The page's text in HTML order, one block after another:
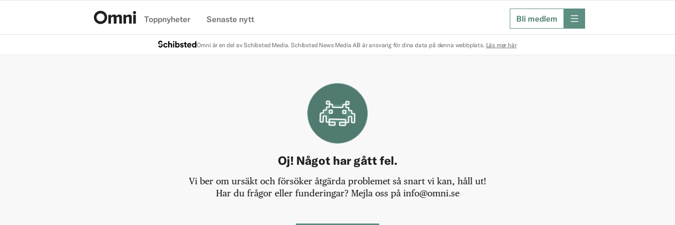
Toppnyheter Senaste nytt Bli medlem meny
Omni är en del av Schibsted Media. Schibsted News Media AB är ansvarig för dina data på denna webbplats. Läs mer här
Oj! Något har gått fel.
Vi ber om ursäkt och försöker åtgärda problemet så snart vi kan, håll ut!
Har du frågor eller funderingar? Mejla oss på info@omni.se